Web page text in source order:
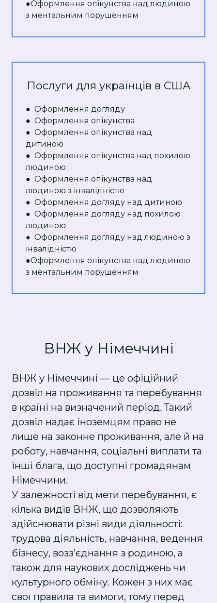
●Оформлення опікунства над людиною
з ментальним порушенням
Послуги для українців в США
● Оформлення догляду
● Оформлення опікунства
● Оформлення опікунства над
дитиною
● Оформлення опікунства над похилою
людиною
● Оформлення опікунства над
людиною з інвалідністю
● Оформлення догляду над дитиною
● Оформлення догляду над похилою
людиною
● Оформлення догляду над людиною з
інвалідністю
●Оформлення опікунства над людиною
з ментальним порушенням
ВНЖ у Німеччині
ВНЖ у Німеччині — це офіційний
дозвіл на проживання та перебування
в країні на визначений період. Такий
дозвіл надає іноземцям право не
лише на законне проживання, але й на
роботу, навчання, соціальні виплати та
інші блага, що доступні громадянам
Німеччини.
У залежності від мети перебування, є
кілька видів ВНЖ, що дозволяють
здійснювати різні види діяльності:
трудова діяльність, навчання, ведення
бізнесу, возз’єднання з родиною, а
також для наукових досліджень чи
культурного обміну. Кожен з них має
свої правила та вимоги, тому перед